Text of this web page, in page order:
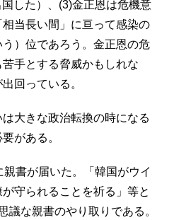
した）、(3)金正恩は危機意
当長い間」に亘って感染の
）位であろう。金正恩の危
手とする脅威かもしれな
回っている。
大きな政治転換の時になる
がある。
書が届いた。「韓国がウイ
守られることを祈る」等と
な親書のやり取りである。